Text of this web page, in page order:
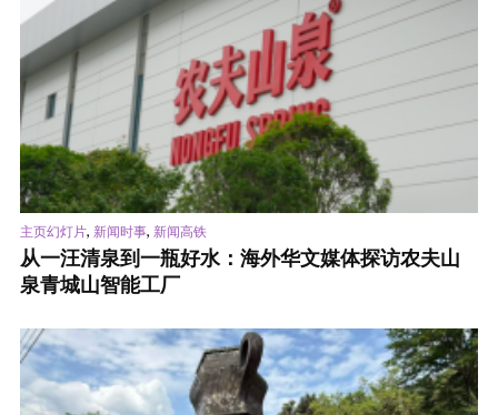
主页幻灯片, 新闻时事, 新闻高铁
从一汪清泉到一瓶好水：海外华文媒体探访农夫山
泉青城山智能工厂